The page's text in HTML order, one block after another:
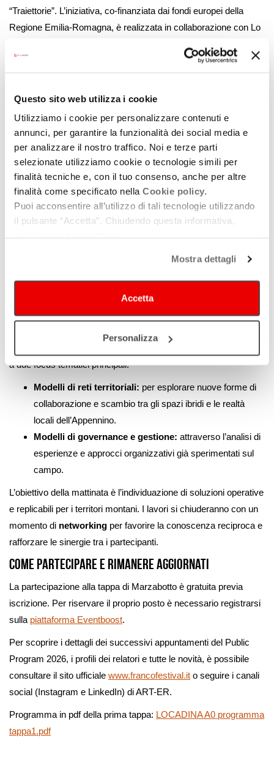
Questo sito web utilizza i cookie
Utilizziamo i cookie per personalizzare contenuti e
annunci, per garantire la funzionalità dei social media e
per analizzare il nostro traffico. Noi e terze parti
selezionate utilizziamo cookie o tecnologie simili per
finalità tecniche e, con il tuo consenso, anche per altre
finalità come specificato nella Cookie policy.
Puoi acconsentire all’utilizzo di tali tecnologie utilizzando
il pulsante “Accetta”. Chiudendo questa informativa,
Mostra dettagli
Accetta
Personalizza
“Traiettorie”. L’iniziativa, co-finanziata dai fondi europei della
Regione Emilia-Romagna, è realizzata in collaborazione con Lo
LaSTI.
bolognese
Il viaggio del Public Program 2026 prende il viavenerdì 26
giugno (dalle 10.30 alle 13.00) a Marzabotto (BO), all’interno
della cornice di INTRO Festival.
Il primo incontro, intitolato “Rigenerazione culturale in
Appennino: Modelli e alleanze per gli spazi ibridi”
una sfida cruciale per le aree interne e montane: come garantire
la sostenibilità nel tempo degli spazi culturali ibridi?
(Laboratorio per le Strategie territoriali
integrate) ed è co-progettato da ART-ER insieme a BIS
Appennino, Città metropolitana di Bologna e Unione dei Comuni
dell’Appennino Bolognese. Concepito come un tavolo di
a due focus tematici principali:
Modelli di reti territoriali: per esplorare nuove forme di
collaborazione e scambio tra gli spazi ibridi e le realtà
locali dell’Appennino.
Modelli di governance e gestione: attraverso l’analisi di
esperienze e approcci organizzativi già sperimentati sul
campo.
L’obiettivo della mattinata è l’individuazione di soluzioni operative
e replicabili per i territori montani. I lavori si chiuderanno con un
momento di networking per favorire la conoscenza reciproca e
rafforzare le sinergie tra i partecipanti.
Come partecipare e rimanere aggiornati
La partecipazione alla tappa di Marzabotto è gratuita previa
iscrizione. Per riservare il proprio posto è necessario registrarsi
sulla piattaforma Eventboost.
Per scoprire i dettagli dei successivi appuntamenti del Public
Program 2026, i profili dei relatori e tutte le novità, è possibile
consultare il sito ufficiale www.francofestival.it o seguire i canali
social (Instagram e LinkedIn) di ART-ER.
Programma in pdf della prima tappa: LOCADINA A0 programma
tappa1.pdf